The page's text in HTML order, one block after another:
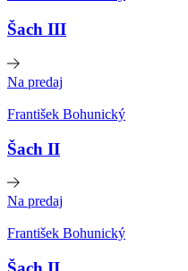
Šach III
Na predaj
František Bohunický
Šach II
Na predaj
František Bohunický